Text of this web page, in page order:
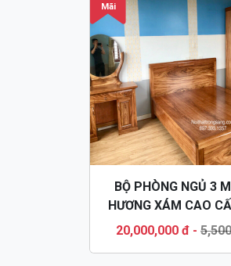
Mãi
BỘ PHÒNG NGỦ 3
HƯƠNG XÁM CAO
20,000,000 đ -